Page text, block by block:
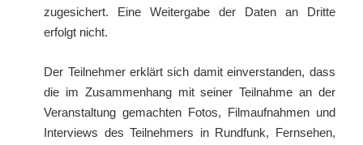
zugesichert. Eine Weitergabe der Daten an Dritte
erfolgt nicht.
Der Teilnehmer erklärt sich damit einverstanden, dass
die im Zusammenhang mit seiner Teilnahme an der
Veranstaltung gemachten Fotos, Filmaufnahmen und
Interviews des Teilnehmers in Rundfunk, Fernsehen,